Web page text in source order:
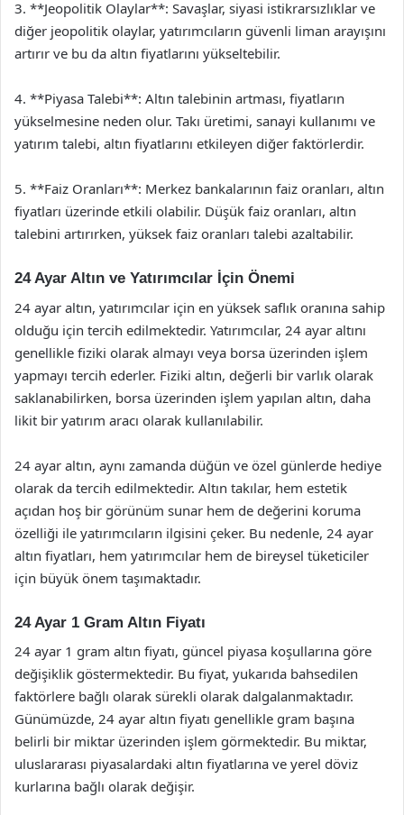
3. **Jeopolitik Olaylar**: Savaşlar, siyasi istikrarsızlıklar ve
diğer jeopolitik olaylar, yatırımcıların güvenli liman arayışını
artırır ve bu da altın fiyatlarını yükseltebilir.
4. **Piyasa Talebi**: Altın talebinin artması, fiyatların
yükselmesine neden olur. Takı üretimi, sanayi kullanımı ve
yatırım talebi, altın fiyatlarını etkileyen diğer faktörlerdir.
5. **Faiz Oranları**: Merkez bankalarının faiz oranları, altın
fiyatları üzerinde etkili olabilir. Düşük faiz oranları, altın
talebini artırırken, yüksek faiz oranları talebi azaltabilir.
24 Ayar Altın ve Yatırımcılar İçin Önemi
24 ayar altın, yatırımcılar için en yüksek saflık oranına sahip
olduğu için tercih edilmektedir. Yatırımcılar, 24 ayar altını
genellikle fiziki olarak almayı veya borsa üzerinden işlem
yapmayı tercih ederler. Fiziki altın, değerli bir varlık olarak
saklanabilirken, borsa üzerinden işlem yapılan altın, daha
likit bir yatırım aracı olarak kullanılabilir.
24 ayar altın, aynı zamanda düğün ve özel günlerde hediye
olarak da tercih edilmektedir. Altın takılar, hem estetik
açıdan hoş bir görünüm sunar hem de değerini koruma
özelliği ile yatırımcıların ilgisini çeker. Bu nedenle, 24 ayar
altın fiyatları, hem yatırımcılar hem de bireysel tüketiciler
için büyük önem taşımaktadır.
24 Ayar 1 Gram Altın Fiyatı
24 ayar 1 gram altın fiyatı, güncel piyasa koşullarına göre
değişiklik göstermektedir. Bu fiyat, yukarıda bahsedilen
faktörlere bağlı olarak sürekli olarak dalgalanmaktadır.
Günümüzde, 24 ayar altın fiyatı genellikle gram başına
belirli bir miktar üzerinden işlem görmektedir. Bu miktar,
uluslararası piyasalardaki altın fiyatlarına ve yerel döviz
kurlarına bağlı olarak değişir.